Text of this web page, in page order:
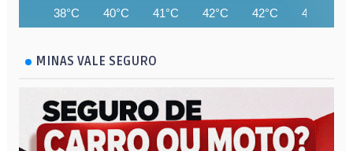
38°C 40°C 41°C 42°C 42°C 42°C
MINAS VALE SEGURO